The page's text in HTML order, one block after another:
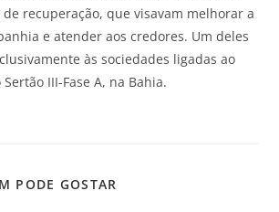
recuperação, que visavam melhorar a
e atender aos credores. Um deles
às sociedades ligadas ao
III-Fase A, na Bahia.
PODE GOSTAR